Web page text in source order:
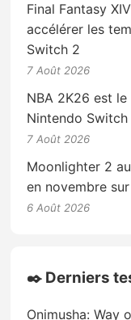
Final Fantasy
accélérer les
Switch 2
7 Août 2026
NBA 2K26 est le
Nintendo Switch
7 Août 2026
Moonlighter 2
en novembre
6 Août 2026
✒️ Derniers
Onimusha: Way